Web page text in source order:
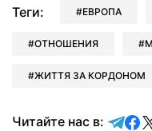
Теги: ЕВРОПА
ОТНОШЕНИЯ
ЖИТТЯ ЗА КОРДОНОМ
Читайте нас в: